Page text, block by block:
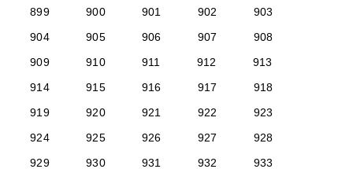
899
900 901 902
903
904
905 906 907
908
909
910 911 912
913
914
915 916 917
918
919
920 921 922
923
924
925 926 927
928
929
930 931 932 933